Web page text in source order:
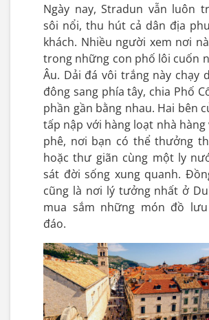
Ngày nay, Stradun vẫn luôn
sôi nổi, thu hút cả dân địa
khách. Nhiều người xem nơi
trong những con phố lôi cuốn
Âu. Dải đá vôi trắng này chạy
đông sang phía tây, chia Phố
phần gần bằng nhau. Hai bên
tấp nập với hàng loạt nhà hàng
phê, nơi bạn có thể thưởng
hoặc thư giãn cùng một ly
sát đời sống xung quanh.
cũng là nơi lý tưởng nhất ở
mua sắm những món đồ
đáo.